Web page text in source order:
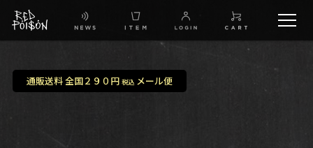
通販送料 全国２９０円 税込メール便